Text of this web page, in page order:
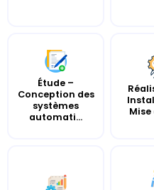
Étude –
Conception des
systèmes
automati...
Mise